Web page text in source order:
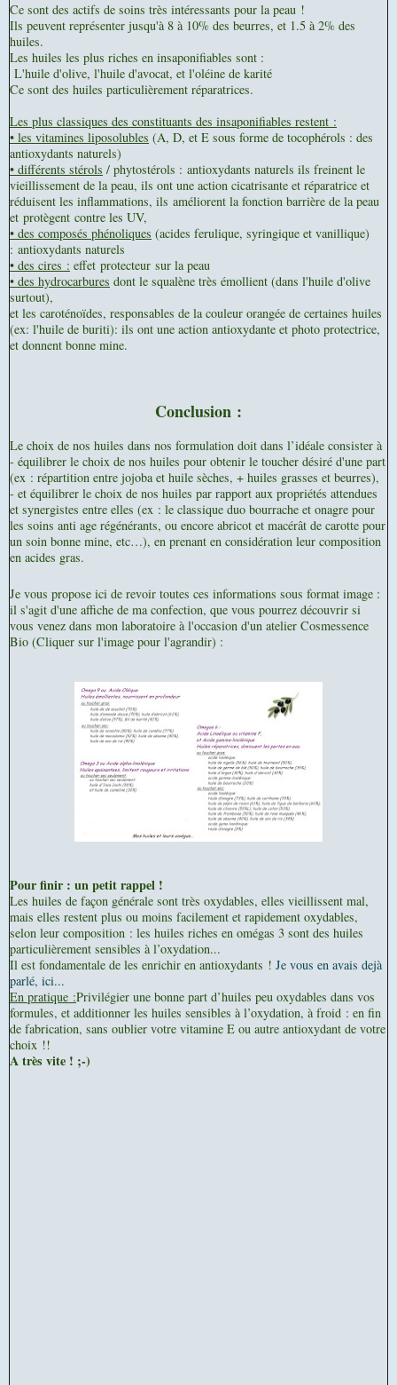
Ce sont des actifs de soins très intéressants pour la peau !
Ils peuvent représenter jusqu'à 8 à 10% des beurres, et 1.5 à 2% des
huiles.
Les huiles les plus riches en insaponifiables sont :
L'huile d'olive, l'huile d'avocat, et l'oléine de karité
Ce sont des huiles particulièrement réparatrices.
Les plus classiques des constituants des insaponifiables restent :
• les vitamines liposolubles (A, D, et E sous forme de tocophérols : des
antioxydants naturels)
• différents stérols / phytostérols : antioxydants naturels ils freinent le
vieillissement de la peau, ils ont une action cicatrisante et réparatrice et
réduisent les inflammations, ils améliorent la fonction barrière de la peau
et protègent contre les UV,
• des composés phénoliques (acides ferulique, syringique et vanillique)
: antioxydants naturels
• des cires : effet protecteur sur la peau
• des hydrocarbures dont le squalène très émollient (dans l'huile d'olive
surtout),
et les caroténoïdes, responsables de la couleur orangée de certaines huiles
(ex: l'huile de buriti): ils ont une action antioxydante et photo protectrice,
et donnent bonne mine.
Conclusion :
Le choix de nos huiles dans nos formulation doit dans l’idéale consister à
- équilibrer le choix de nos huiles pour obtenir le toucher désiré d'une part
(ex : répartition entre jojoba et huile sèches, + huiles grasses et beurres),
- et équilibrer le choix de nos huiles par rapport aux propriétés attendues
et synergistes entre elles (ex : le classique duo bourrache et onagre pour
les soins anti age régénérants, ou encore abricot et macérât de carotte pour
un soin bonne mine, etc…), en prenant en considération leur composition
en acides gras.
Je vous propose ici de revoir toutes ces informations sous format image :
il s'agit d'une affiche de ma confection, que vous pourrez découvrir si
vous venez dans mon laboratoire à l'occasion d'un atelier Cosmessence
Bio (Cliquer sur l'image pour l'agrandir) :
Pour finir : un petit rappel !
Les huiles de façon générale sont très oxydables, elles vieillissent mal,
mais elles restent plus ou moins facilement et rapidement oxydables,
selon leur composition : les huiles riches en omégas 3 sont des huiles
particulièrement sensibles à l’oxydation...
Il est fondamentale de les enrichir en antioxydants ! Je vous en avais dejà
parlé, ici...
En pratique :Privilégier une bonne part d’huiles peu oxydables dans vos
formules, et additionner les huiles sensibles à l’oxydation, à froid : en fin
de fabrication, sans oublier votre vitamine E ou autre antioxydant de votre
choix !!
A très vite ! ;-)